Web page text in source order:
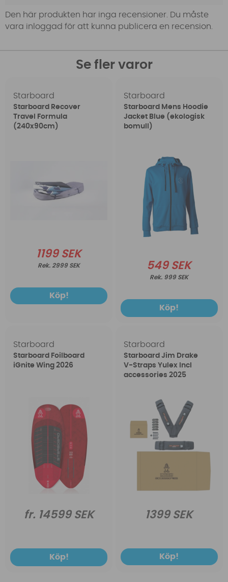
Den här produkten har inga recensioner. Du måste
vara inloggad för att kunna publicera en recension.
Se fler varor
Starboard
Starboard Recover
Travel Formula
(240x90cm)
1199 SEK
2999 SEK
Köp!
Starboard
Starboard Mens Hoodie
Jacket Blue (ekologisk
bomull)
549 SEK
999 SEK
Köp!
Starboard
Starboard Foilboard
iGnite Wing 2026
fr. 14599 SEK
Köp!
Starboard
Starboard Jim Drake
V-Straps Yulex Incl
accessories 2025
1399 SEK
Köp!